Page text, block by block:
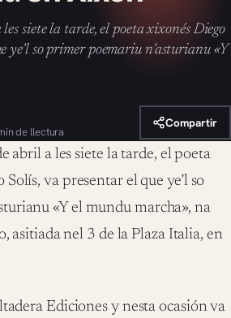
siete la tarde, el poeta xixonés Diego
ye’l so primer poemariu n’asturianu «Y
de llectura
Compartir
abril a les siete la tarde, el poeta
va presentar el que ye’l so
«Y el mundu marcha», na
asitiada nel 3 de la Plaza Italia, en
Ediciones y nesta ocasión va